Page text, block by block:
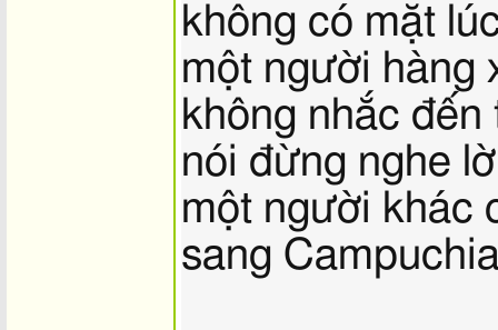
không có mặt
một người hàng
không nhắc
nói đừng nghe
một người khác
sang